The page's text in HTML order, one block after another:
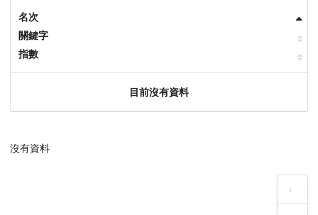
名次
關鍵字
指數
目前沒有資料
沒有資料
‹